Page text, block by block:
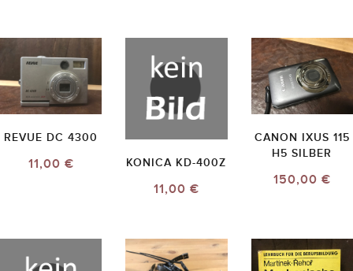
REVUE DC 4300
11,00 € KONICA KD-400Z
11,00 €
CANON IXUS 115
H5 SILBER
150,00 €